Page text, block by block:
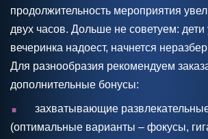
продолжительность мероприятия
двух часов. Дольше не советуем: дети
вечеринка надоест, начнется
Для разнообразия рекомендуем
дополнительные бонусы:
.
захватывающие
(оптимальные варианты – фокусы,